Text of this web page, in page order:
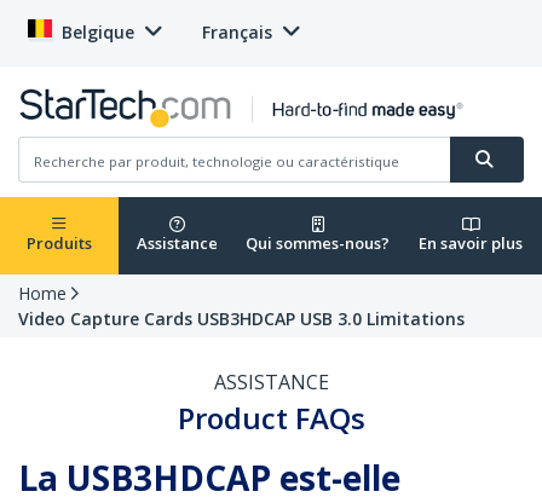
Belgique Français
Produits Assistance Qui sommes-nous? En savoir plus
Home
Video Capture Cards USB3HDCAP USB 3.0 Limitations
ASSISTANCE
Product FAQs
La USB3HDCAP est-elle